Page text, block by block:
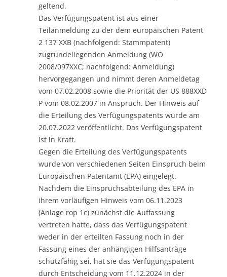
geltend.
Das Verfügungspatent ist aus einer
Teilanmeldung zu der dem europäischen Patent
2 137 XXB (nachfolgend: Stammpatent)
zugrundeliegenden Anmeldung (WO
2008/097XXC; nachfolgend: Anmeldung)
hervorgegangen und nimmt deren Anmeldetag
vom 07.02.2008 sowie die Priorität der US 888XXD
P vom 08.02.2007 in Anspruch. Der Hinweis auf
die Erteilung des Verfügungspatents wurde am
20.07.2022 veröffentlicht. Das Verfügungspatent
ist in Kraft.
Gegen die Erteilung des Verfügungspatents
wurde von verschiedenen Seiten Einspruch beim
Europäischen Patentamt (EPA) eingelegt.
Nachdem die Einspruchsabteilung des EPA in
ihrem vorläufigen Hinweis vom 06.11.2023
(Anlage rop 1c) zunächst die Auffassung
vertreten hatte, dass das Verfügungspatent
weder in der erteilten Fassung noch in der
Fassung eines der anhängigen Hilfsanträge
schutzfähig sei, hat sie das Verfügungspatent
durch Entscheidung vom 11.12.2024 in der